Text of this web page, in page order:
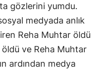
gözlerini yumdu.
medyada anlık
Reha Muhtar öldü
ve Reha Muhtar
ardından medya